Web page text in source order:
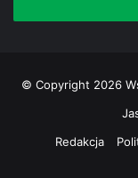
© Copyright 2026
Redakcja